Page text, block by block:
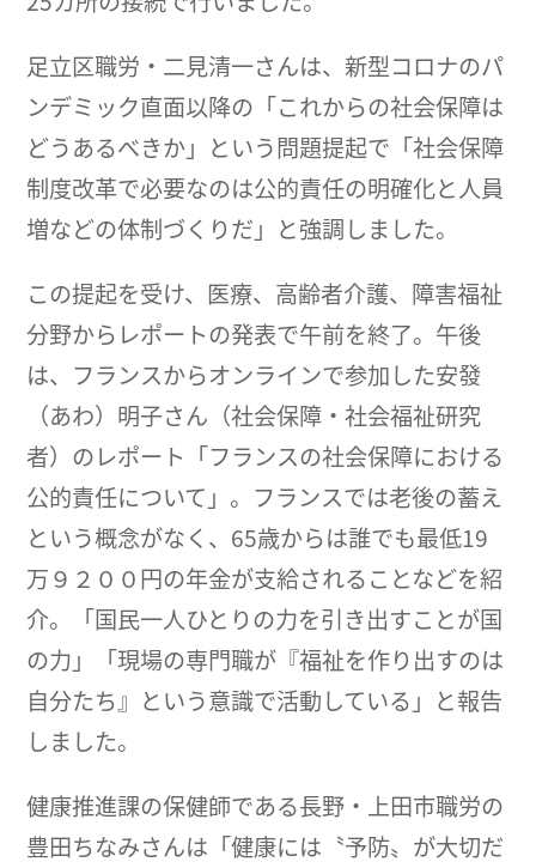
足立区職労・二見清一さんは、新型コロナのパ
ンデミック直面以降の「これからの社会保障は
どうあるべきか」という問題提起で「社会保障
制度改革で必要なのは公的責任の明確化と人員
増などの体制づくりだ」と強調しました。
この提起を受け、医療、高齢者介護、障害福祉
分野からレポートの発表で午前を終了。午後
は、フランスからオンラインで参加した安發
（あわ）明子さん（社会保障・社会福祉研究
者）のレポート「フランスの社会保障における
公的責任について」。フランスでは老後の蓄え
という概念がなく、65歳からは誰でも最低19
万９２００円の年金が支給されることなどを紹
介。「国民一人ひとりの力を引き出すことが国
の力」「現場の専門職が『福祉を作り出すのは
自分たち』という意識で活動している」と報告
しました。
健康推進課の保健師である長野・上田市職労の
豊田ちなみさんは「健康には〝予防〟が大切だ